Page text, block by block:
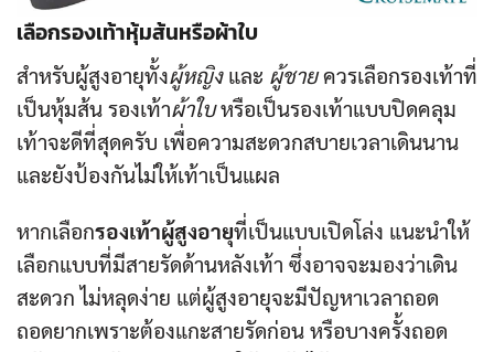
เลือกรองเท้าหุ้มส้นหรือผ้าใบ
สำหรับผู้สูงอายุทั้งผู้หญิง และ ผู้ชายควรเลือกรองเท้าที่
เป็นหุ้มส้น รองเท้าผ้าใบหรือเป็นรองเท้าแบบปิดคลุม
เท้าจะดีที่สุดครับ เพื่อความสะดวกสบายเวลาเดินนาน
และยังป้องกันไม่ให้เท้าเป็นแผล
หากเลือกรองเท้าผู้สูงอายุที่เป็นแบบเปิดโล่ง แนะนำให้
เลือกแบบที่มีสายรัดด้านหลังเท้า ซึ่งอาจจะมองว่าเดิน
สะดวก ไม่หลุดง่าย แต่ผู้สูงอายุจะมีปัญหาเวลาถอด
ถอดยากเพราะต้องแกะสายรัดก่อน หรือบางครั้งถอด